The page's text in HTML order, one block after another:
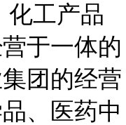
化工产品
于一体的
团的经营
、医药中